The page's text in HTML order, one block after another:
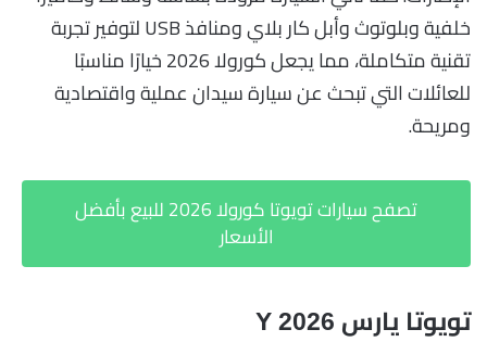
خلفية وبلوتوث وأبل كار بلاي ومنافذ USB لتوفير تجربة
تقنية متكاملة، مما يجعل كورولا 2026 خيارًا مناسبًا
للعائلات التي تبحث عن سيارة سيدان عملية واقتصادية
ومريحة.
تصفح سيارات تويوتا كورولا 2026 للبيع بأفضل
الأسعار
تويوتا يارس Y 2026